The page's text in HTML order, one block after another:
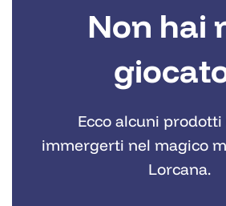
Non hai
Ecco alcuni
immergerti nel magico
Lorcana.